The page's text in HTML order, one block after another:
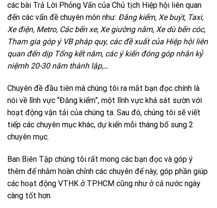
các bài Trả Lời Phỏng Vấn của Chủ tịch Hiệp hội liên quan
đến các vấn đề chuyên môn như: Đăng kiểm, Xe buýt, Taxi,
Xe điện, Metro, Các bến xe, Xe giường nằm, Xe dù bến cóc,
Tham gia góp ý VB pháp quy, các đề xuất của Hiệp hội liên
quan đến dịp Tổng kết năm, các ý kiến đóng góp nhân kỷ
niệmh 20-30 năm thành lập,…
Chuyên đề đầu tiên mà chúng tôi ra mắt bạn đọc chính là
nói về lĩnh vực “Đăng kiểm”, một lĩnh vực khá sát sườn với
hoạt động vận tải của chúng ta. Sau đó, chúng tôi sẽ viết
tiếp các chuyên mục khác, dự kiến mỗi tháng bổ sung 2
chuyên mục.
Ban Biên Tập chúng tôi rất mong các bạn đọc và góp ý
thêm để nhằm hoàn chỉnh các chuyên để này, góp phần giúp
các hoạt động VTHK ở TP.HCM cũng như ở cả nước ngày
càng tốt hơn.